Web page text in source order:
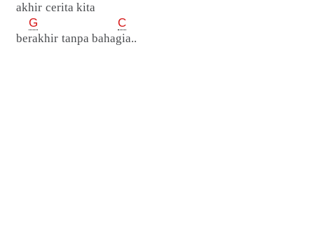
akhir cerita kita
G
C
berakhir tanpa bahagia..